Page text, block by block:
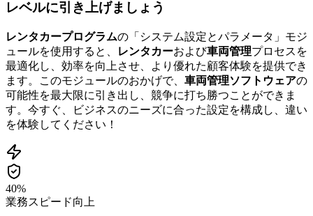
レベルに引き上げましょう
レンタカープログラムの「システム設定とパラメータ」モジ
ュールを使用すると、
レンタカーおよび車両管理プロセスを
最適化し、効率を向上させ、より優れた顧客体験を提供でき
ます。このモジュールのおかげで、 車両管理ソフトウェアの
可能性を最大限に引き出し、競争に打ち勝つことができま
す。今すぐ、ビジネスのニーズに合った設定を構成し、違い
を体験してください！
40%
業務スピード向上